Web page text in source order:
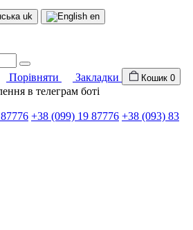
uk
en
Порівняти Закладки Кошик 0
в телеграм боті
+38 (099) 19 87776 +38 (093) 83